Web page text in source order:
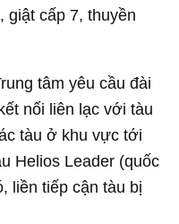
giật cấp 7, thuyền
tâm yêu cầu đài
nối liên lạc với tàu
tàu ở khu vực tới
Helios Leader (quốc
liền tiếp cận tàu bị